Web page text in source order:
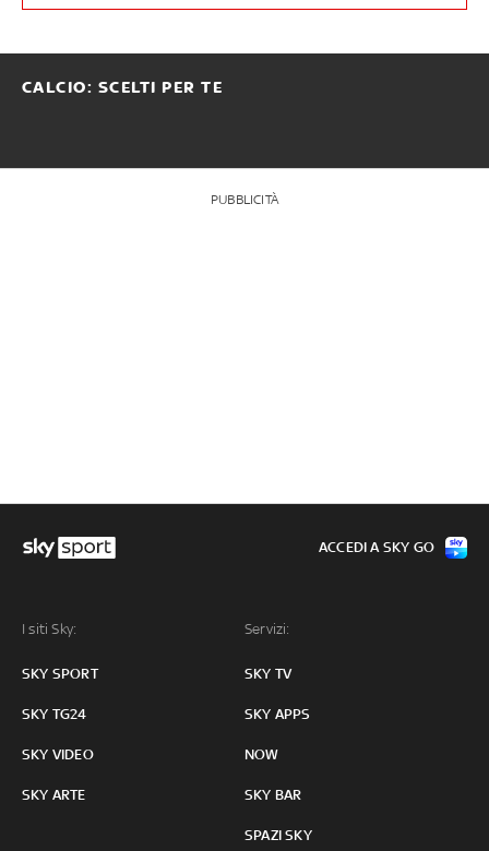
CALCIO: SCELTI PER TE
PUBBLICITÀ
I siti Sky:
SKY SPORT
SKY TG24
SKY VIDEO
SKY ARTE
Servizi:
SKY TV
SKY APPS
NOW
SKY BAR
SPAZI SKY
ACCEDI A SKY GO